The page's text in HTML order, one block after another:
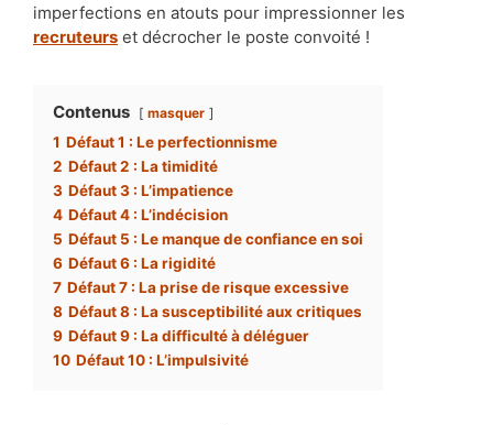
imperfections en atouts pour impressionner les
recruteurs et décrocher le poste convoité !
Contenus masquer
1 Défaut 1 : Le perfectionnisme
2 Défaut 2 : La timidité
3 Défaut 3 : L’impatience
4 Défaut 4 : L’indécision
5 Défaut 5 : Le manque de confiance en soi
6 Défaut 6 : La rigidité
7 Défaut 7 : La prise de risque excessive
8 Défaut 8 : La susceptibilité aux critiques
9 Défaut 9 : La difficulté à déléguer
10 Défaut 10 : L’impulsivité